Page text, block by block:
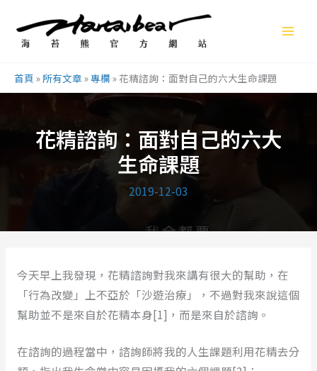
首頁 »所有文章 »專欄 » 花精諮詢：面對自己的六大生命課題
花精諮詢：面對自己的六大
生命課題
2019-12-03
今天早上我發現，花精諮詢對我來講有很大的幫助，在
「行為改變」上不亞於「沙遊治療」，不過對我來說這個
幫助並不是來自於花精本身[1]，而是來自於諮詢。
在諮詢的過程當中，諮詢師將我的人生課題利用花精去分